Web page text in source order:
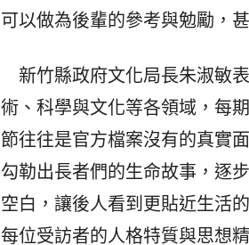
可以做為後輩的參考與勉勵，
新竹縣政府文化局長朱淑敏
術、科學與文化等各領域，每
節往往是官方檔案沒有的真實
勾勒出長者們的生命故事，逐
空白，讓後人看到更貼近生活
每位受訪者的人格特質與思想